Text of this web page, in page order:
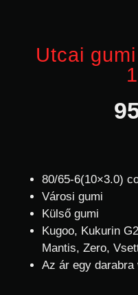
Utcai
80/65-6(10×3.0)
Városi gumi
Külső gumi
Kugoo, Kukurin
Mantis, Zero,
Az ár egy darabra